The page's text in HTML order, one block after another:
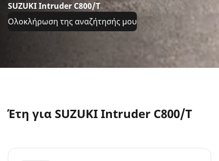
SUZUKI Intruder C800/T
Ολοκλήρωση της αναζήτησής μου
Έτη για SUZUKI Intruder C800/T